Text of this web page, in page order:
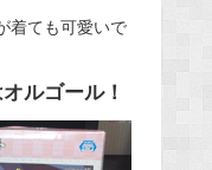
着ても可愛いで
ルゴール！